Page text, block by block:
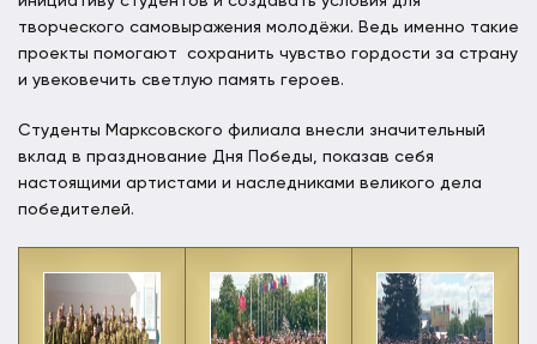
творческого самовыражения молодёжи. Ведь именно такие
проекты помогают сохранить чувство гордости за страну
и увековечить светлую память героев.
Студенты Марксовского филиала внесли значительный
вклад в празднование Дня Победы, показав себя
настоящими артистами и наследниками великого дела
победителей.